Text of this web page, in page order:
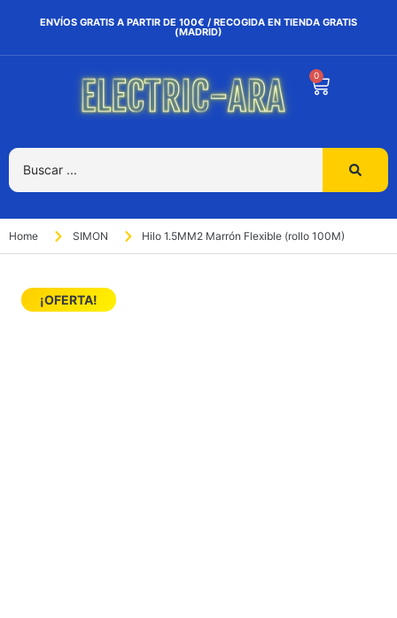
ENVÍOS GRATIS A PARTIR DE 100€ / RECOGIDA EN TIENDA GRATIS
(MADRID)
0
Home SIMON Hilo 1.5MM2 Marrón Flexible (rollo 100M)
¡OFERTA!